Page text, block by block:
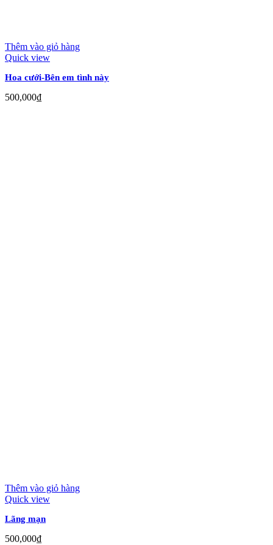
Thêm vào giỏ hàng
Quick view
Hoa cưới-Bên em tình này
500,000₫
Thêm vào giỏ hàng
Quick view
Lãng mạn
500,000₫